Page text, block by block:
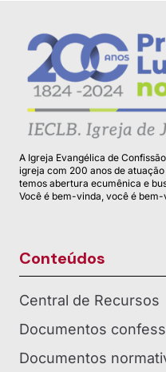
A Igreja Evangélica de
igreja com 200 anos de
temos abertura ecumênica e
Você é bem-vinda, você é bem-
Conteúdos
Central de Recursos
Documentos
Documentos